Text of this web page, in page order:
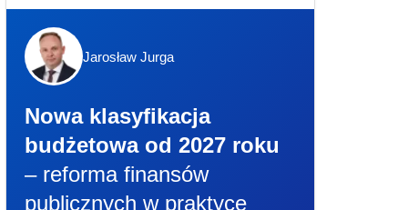
Jarosław Jurga
Nowa klasyfikacja
budżetowa od 2027 roku
– reforma finansów
publicznych w praktyce